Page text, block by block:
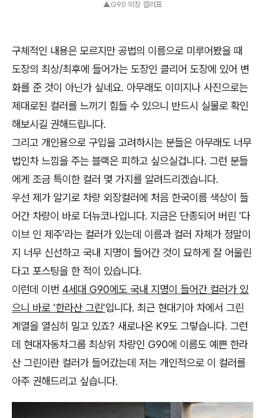
▲G90 외장 컬러표
구체적인 내용은 모르지만 공법의 이름으로 미루어봤을 때
도장의 최상/최후에 들어가는 도장인 클리어 도장에 있어 변
화를 준 것이 아닌가 싶네요. 아무래도 이미지나 사진으로는
제대로된 컬러를 느끼기 힘들 수 있으니 반드시 실물로 확인
해보시길 권해드립니다.
그리고 개인용으로 구입을 고려하시는 분들은 아무래도 너무
법인차 느낌을 주는 블랙은 피하고 싶으실겁니다. 그런 분들
에게 조금 특이한 컬러 몇 가지를 알려드리겠습니다.
우선 제가 알기로 차량 외장컬러에 처음 한국이름 색상이 들
어간 차량이 바로 더뉴코나입니다. 지금은 단종되어 버린 '다
이브 인 제주'라는 컬러가 있는데 이름과 컬러 자체가 정말이
지 너무 신선하고 국내 지명이 들어간 것이 묘하게 잘 어울린
다고 포스팅을 한 적이 있습니다.
이런데 이번 4세대 G90에도 국내 지명이 들어간 컬러가 있
으니 바로 '한라산 그린'입니다. 최근 현대기아 차에서 그린
계열을 열심히 밀고 있죠? 새로나온 K9도 그렇습니다. 그런
데 현대자동차그룹 최상위 차량인 G90에 이름도 예쁜 한라
산 그린이란 컬러가 들어갔는데 저는 개인적으로 이 컬러를
아주 권해드리고 싶습니다.